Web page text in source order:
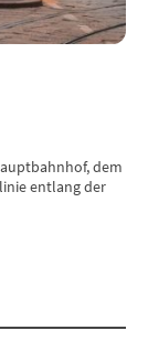
dem
entlang der